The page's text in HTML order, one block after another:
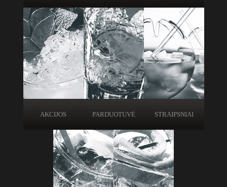
AKCIJOS PARDUOTUVĖ STRAIPSNIAI